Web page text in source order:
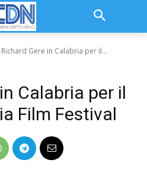
Richard Gere in Calabria per il...
Calabria per il
Film Festival